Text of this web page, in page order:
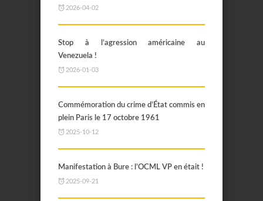
2026-04-02
Stop à l’agression américaine au
Venezuela !
2026-01-03
Commémoration du crime d’État commis en
plein Paris le 17 octobre 1961
2025-10-12
Manifestation à Bure : l’OCML VP en était !
2025-09-21